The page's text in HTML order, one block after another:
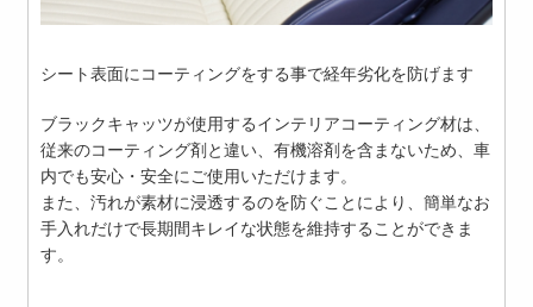
シート表面にコーティングをする事で経年劣化を防げます
ブラックキャッツが使用するインテリアコーティング材は、
従来のコーティング剤と違い、有機溶剤を含まないため、車
内でも安心・安全にご使用いただけます。
また、汚れが素材に浸透するのを防ぐことにより、簡単なお
手入れだけで長期間キレイな状態を維持することができま
す。